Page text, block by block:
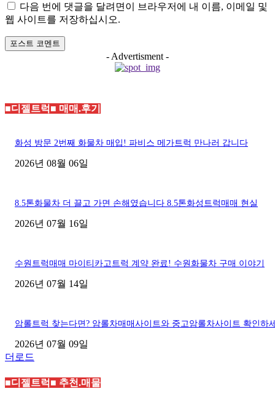
트
다음 번에 댓글을 달려면이 브라우저에 내 이름, 이메일 및
웹 사이트를 저장하십시오.
- Advertisment -
■디젤트럭■ 매매.후기
화성 방문 2번째 화물차 매입! 파비스 메가트럭 만나러 갑니다
2026년 08월 06일
8.5톤화물차 더 끌고 가면 손해였습니다 8.5톤화성트럭매매 현실
2026년 07월 16일
수원트럭매매 마이티카고트럭 계약 완료! 수원화물차 구매 이야기
2026년 07월 14일
암롤트럭 찾는다면? 암롤차매매사이트와 중고암롤차사이트 확인하
2026년 07월 09일
더로드
■디젤트럭■ 추천.매물